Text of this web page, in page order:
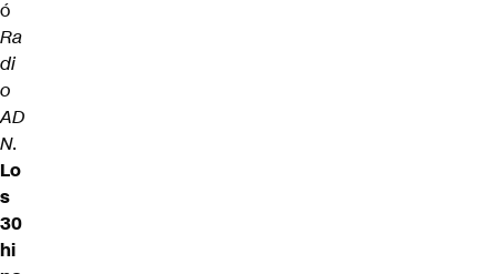
ó
Ra
di
o
AD
N.
Lo
s
30
hi